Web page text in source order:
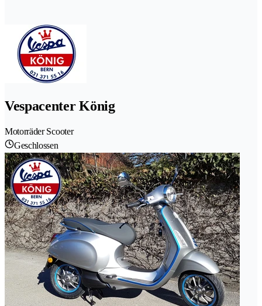
Vespacenter König
Motorräder Scooter
Geschlossen